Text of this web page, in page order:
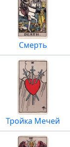
Смерть
Тройка Мечей